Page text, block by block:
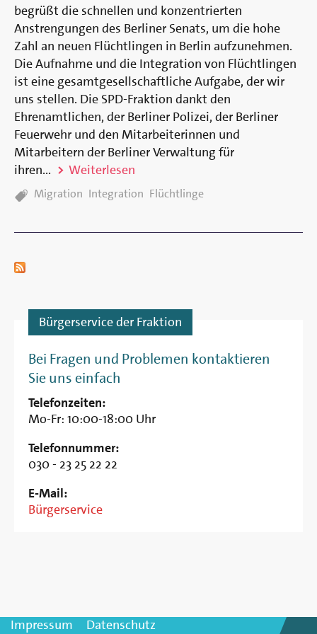
begrüßt die schnellen und konzentrierten
Anstrengungen des Berliner Senats, um die hohe
Zahl an neuen Flüchtlingen in Berlin aufzunehmen.
Die Aufnahme und die Integration von Flüchtlingen
ist eine gesamtgesellschaftliche Aufgabe, der wir
uns stellen. Die SPD-Fraktion dankt den
Ehrenamtlichen, der Berliner Polizei, der Berliner
Feuerwehr und den Mitarbeiterinnen und
Mitarbeitern der Berliner Verwaltung für
ihren...
Weiterlesen
TAGS:
Migration Integration Flüchtlinge
Bürgerservice der Fraktion
Bei Fragen und Problemen kontaktieren
Sie uns einfach
Telefonzeiten:
Mo-Fr: 10:00-18:00 Uhr
Telefonnummer:
030 - 23 25 22 22
E-Mail:
Bürgerservice
Impressum Datenschutz